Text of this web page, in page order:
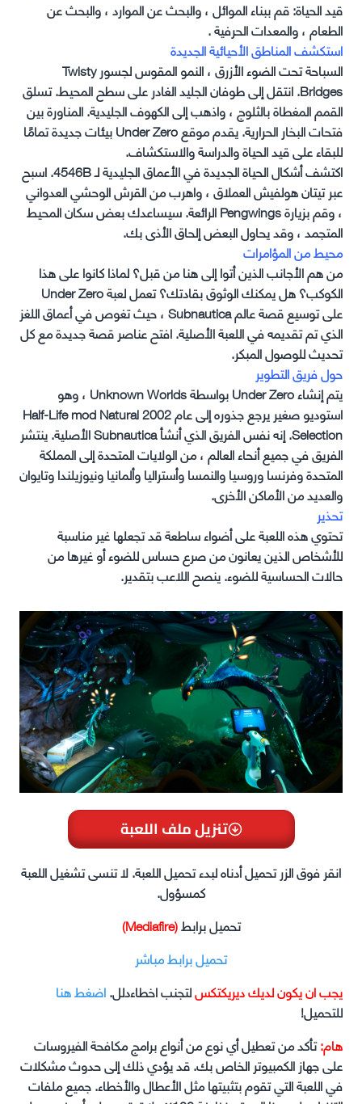
قيد الحياة: قم ببناء الموائل ، والبحث عن الموارد ، والبحث عن
الطعام ، والمعدات الحرفية .
استكشف المناطق الأحيائية الجديدة
السباحة تحت الضوء الأزرق ، النمو المقوس لجسور Twisty
Bridges. انتقل إلى طوفان الجليد الغادر على سطح المحيط. تسلق
القمم المغطاة بالثلوج ، واذهب إلى الكهوف الجليدية. المناورة بين
فتحات البخار الحرارية. يقدم موقع Under Zero بيئات جديدة تمامًا
للبقاء على قيد الحياة والدراسة والاستكشاف.
اكتشف أشكال الحياة الجديدة في الأعماق الجليدية لـ 4546B. اسبح
عبر تيتان هولفيش العملاق ، واهرب من القرش الوحشي العدواني
، وقم بزيارة Pengwings الرائعة. سيساعدك بعض سكان المحيط
المتجمد ، وقد يحاول البعض إلحاق الأذى بك.
محيط من المؤامرات
من هم الأجانب الذين أتوا إلى هنا من قبل؟ لماذا كانوا على هذا
الكوكب؟ هل يمكنك الوثوق بقادتك؟ تعمل لعبة Under Zero
على توسيع قصة عالم Subnautica ، حيث تغوص في أعماق اللغز
الذي تم تقديمه في اللعبة الأصلية. افتح عناصر قصة جديدة مع كل
تحديث للوصول المبكر.
حول فريق التطوير
يتم إنشاء Under Zero بواسطة Unknown Worlds ، وهو
استوديو صغير يرجع جذوره إلى عام 2002 Half-Life mod Natural
Selection. إنه نفس الفريق الذي أنشأ Subnautica الأصلية. ينتشر
الفريق في جميع أنحاء العالم ، من الولايات المتحدة إلى المملكة
المتحدة وفرنسا وروسيا والنمسا وأستراليا وألمانيا ونيوزيلندا وتايوان
والعديد من الأماكن الأخرى.
تحذير
تحتوي هذه اللعبة على أضواء ساطعة قد تجعلها غير مناسبة
للأشخاص الذين يعانون من صرع حساس للضوء أو غيرها من
حالات الحساسية للضوء. ينصح اللاعب بتقدير.
تنزيل ملف اللعبة
انقر فوق الزر تحميل أدناه لبدء تحميل اللعبة. لا تنسى تشغيل اللعبة
كمسؤول.
تحميل برابط(Mediafire)
تحميل برابط مباشر
يجب ان يكون لديك ديريكتكسلتجنب اخطاءدلل.اضغط هنا
للتحميل!
هام:تأكد من تعطيل أي نوع من أنواع برامج مكافحة الفيروسات
على جهاز الكمبيوتر الخاص بك. قد يؤدي ذلك إلى حدوث مشكلات
في اللعبة التي تقوم بتثبيتها مثل الأعطال والأخطاء. جميع ملفات